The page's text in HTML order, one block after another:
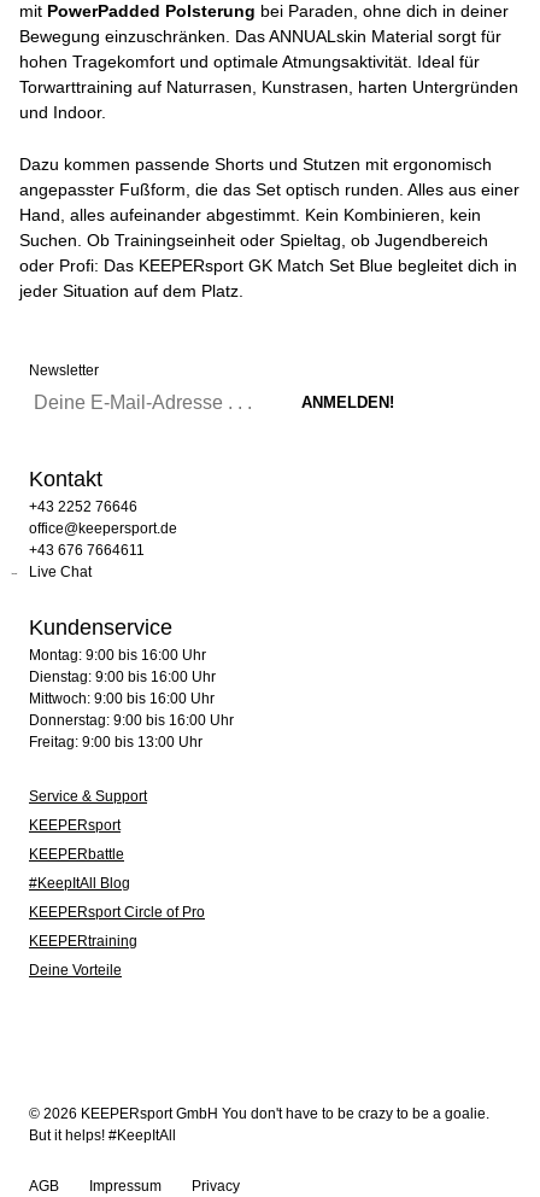
mit PowerPadded Polsterung bei Paraden, ohne dich in deiner
Bewegung einzuschränken. Das ANNUALskin Material sorgt für
hohen Tragekomfort und optimale Atmungsaktivität. Ideal für
Torwarttraining auf Naturrasen, Kunstrasen, harten Untergründen
und Indoor.
Dazu kommen passende Shorts und Stutzen mit ergonomisch
angepasster Fußform, die das Set optisch runden. Alles aus einer
Hand, alles aufeinander abgestimmt. Kein Kombinieren, kein
Suchen. Ob Trainingseinheit oder Spieltag, ob Jugendbereich
oder Profi: Das KEEPERsport GK Match Set Blue begleitet dich in
jeder Situation auf dem Platz.
Newsletter
Kontakt
+43 2252 76646
office@keepersport.de
+43 676 7664611
Live Chat
Kundenservice
Montag: 9:00 bis 16:00 Uhr
Dienstag: 9:00 bis 16:00 Uhr
Mittwoch: 9:00 bis 16:00 Uhr
Donnerstag: 9:00 bis 16:00 Uhr
Freitag: 9:00 bis 13:00 Uhr
Service & Support
KEEPERsport
KEEPERbattle
#KeepItAll Blog
KEEPERsport Circle of Pro
KEEPERtraining
Deine Vorteile
© 2026 KEEPERsport GmbH You don't have to be crazy to be a goalie.
But it helps! #KeepItAll
AGB Impressum Privacy